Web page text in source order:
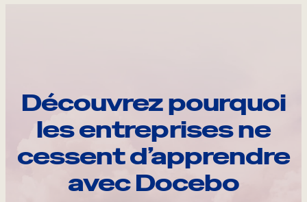
Découvrez pourquoi
les entreprises ne
cessent d’apprendre
avec Docebo